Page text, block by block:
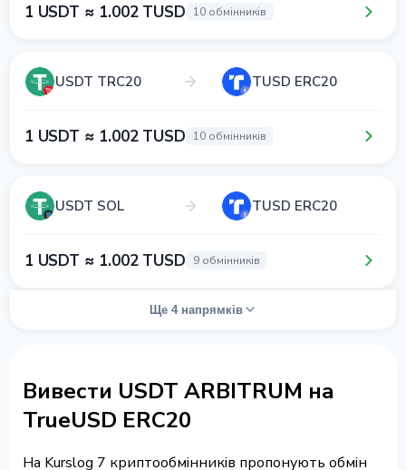
1 USDT ≈ 1.002 TUSD 10 обмінників
USDT TRC20 TUSD ERC20
1 USDT ≈ 1.002 TUSD 10 обмінників
USDT SOL TUSD ERC20
1 USDT ≈ 1.002 TUSD 9 обмінників
Ще 4 напрямків
Вивести USDT ARBITRUM на
TrueUSD ERC20
На Kurslog 7 криптообмінників пропонують обмін